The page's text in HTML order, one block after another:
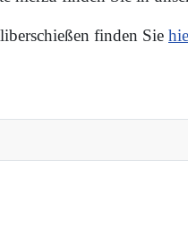
finden Sie